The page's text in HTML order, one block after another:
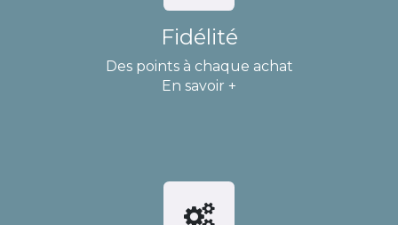
Fidélité
Des points à chaque achat
En savoir +